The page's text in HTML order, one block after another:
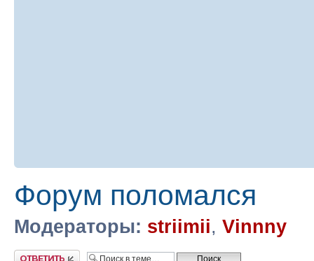
Форум поломался
Модераторы: striimii, Vinnny
Ответить